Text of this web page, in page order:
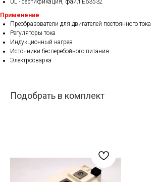
UL - сертификация, файл E63532
Применение
Преобразователи для двигателей постоянного тока
Регуляторы тока
Индукционный нагрев
Источники бесперебойного питания
Электросварка
Подобрать в комплект